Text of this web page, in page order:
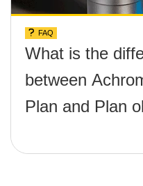
FAQ
What is the
between
Plan and Plan